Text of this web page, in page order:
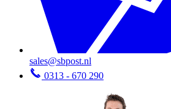
sales@sbpost.nl
0313 - 670 290